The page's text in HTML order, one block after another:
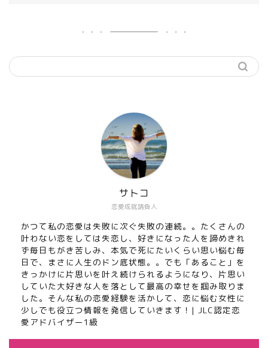
恋愛成就請負人
サトコ
かつて私の恋愛は失敗に次ぐ失敗の連続。。たくさんの
叶わない恋をしては失恋し、好きになった人を諦めきれ
ず毎日もがき苦しみ、本気で死にたいくらい思い悩む毎
日で、まさに人生のドン底状態。。でも「あること」を
きっかけに片思いを叶え続けられるようになり、片思い
していた大好きな人を落として最高の幸せを掴み取りま
した。そんな私の恋愛経験を活かして、恋に悩む女性に
少しでも役立つ情報を発信していきます！| JLC認定恋
愛アドバイザー1級